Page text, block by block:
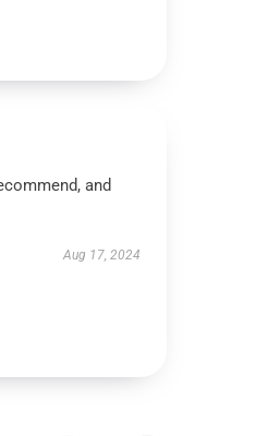
and
Aug 17, 2024